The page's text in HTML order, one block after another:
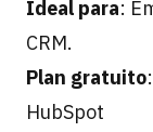
Ideal para:
CRM.
Plan gratuito
HubSpot